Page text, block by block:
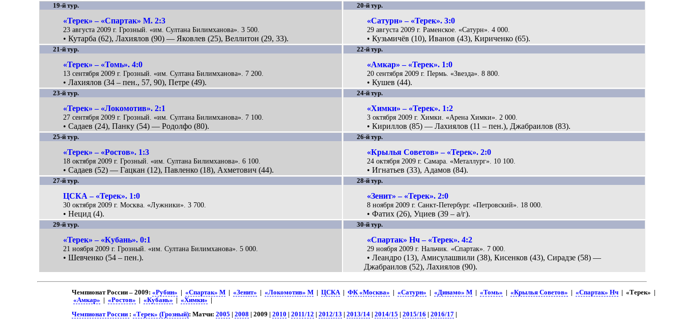
19-й тур.
«Терек» – «Спартак» М. 2:3
23 августа 2009 г. Грозный. «им. Султана Билимханова». 3 500.
• Кутарба (62), Лахиялов (90) — Яковлев (25), Веллитон (29, 33).
20-й тур.
«Сатурн» – «Терек». 3:0
29 августа 2009 г. Раменское. «Сатурн». 4 000.
• Кузьмичёв (10), Иванов (43), Кириченко (65).
21-й тур.
«Терек» – «Томь». 4:0
13 сентября 2009 г. Грозный. «им. Султана Билимханова». 7 200.
• Лахиялов (34 – пен., 57, 90), Петре (49).
22-й тур.
«Амкар» – «Терек». 1:0
20 сентября 2009 г. Пермь. «Звезда». 8 800.
• Кушев (44).
23-й тур.
«Терек» – «Локомотив». 2:1
27 сентября 2009 г. Грозный. «им. Султана Билимханова». 7 100.
• Садаев (24), Панку (54) — Родолфо (80).
24-й тур.
«Химки» – «Терек». 1:2
3 октября 2009 г. Химки. «Арена Химки». 2 000.
• Кириллов (85) — Лахиялов (11 – пен.), Джабраилов (83).
25-й тур.
«Терек» – «Ростов». 1:3
18 октября 2009 г. Грозный. «им. Султана Билимханова». 6 100.
• Садаев (52) — Гацкан (12), Павленко (18), Ахметович (44).
26-й тур.
«Крылья Советов» – «Терек». 2:0
24 октября 2009 г. Самара. «Металлург». 10 100.
• Игнатьев (33), Адамов (84).
27-й тур.
ЦСКА – «Терек». 1:0
30 октября 2009 г. Москва. «Лужники». 3 700.
• Нецид (4).
28-й тур.
«Зенит» – «Терек». 2:0
8 ноября 2009 г. Санкт-Петербург. «Петровский». 18 000.
• Фатих (26), Уциев (39 – а/г).
29-й тур.
«Терек» – «Кубань». 0:1
21 ноября 2009 г. Грозный. «им. Султана Билимханова». 5 000.
• Шевченко (54 – пен.).
30-й тур.
«Спартак» Нч – «Терек». 4:2
29 ноября 2009 г. Нальчик. «Спартак». 7 000.
• Леандро (13), Амисулашвили (38), Кисенков (43), Сирадзе (58) —
Джабраилов (52), Лахиялов (90).
Чемпионат России – 2009: «Рубин» | «Спартак» М| «Зенит» | «Локомотив» М| ЦСКА| ФК «Москва» | «Сатурн» | «Динамо» М| «Томь» | «Крылья Советов» | «Спартак» Нч| «Терек» |
«Амкар» | «Ростов» | «Кубань» | «Химки» |
Чемпионат России : «Терек» (Грозный): Матчи: 2005 | 2008 | 2009 | 2010 | 2011/12 | 2012/13 | 2013/14| 2014/15 | 2015/16 | 2016/17|